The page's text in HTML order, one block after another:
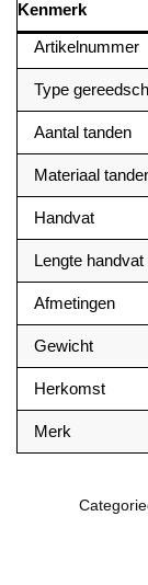
Kenmerk
Artikelnummer
Type
Aantal tanden
Materiaal
Handvat
Lengte handvat
Afmetingen
Gewicht
Herkomst
Merk